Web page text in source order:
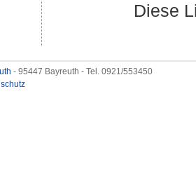
Diese
- 95447 Bayreuth - Tel. 0921/553450